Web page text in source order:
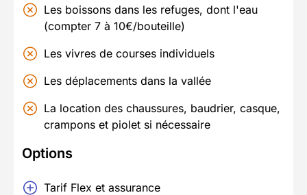
Les boissons dans les refuges, dont l'eau
(compter 7 à 10€/bouteille)
Les vivres de courses individuels
Les déplacements dans la vallée
La location des chaussures, baudrier, casque,
crampons et piolet si nécessaire
Options
Tarif Flex et assurance